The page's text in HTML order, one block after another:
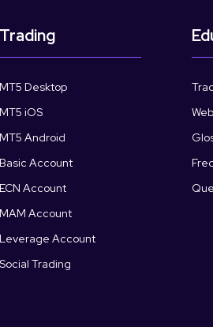
Trading
MT5 Desktop
MT5 iOS
MT5 Android
Basic Account
ECN Account
MAM Account
Leverage Account
Social Trading